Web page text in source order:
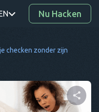
PT
DE
Nu Hacken
checken zonder zijn